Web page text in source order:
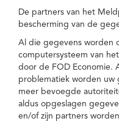
De partners van het
bescherming van de
Al die gegevens worden
computersysteem van
door de FOD Economie.
problematiek worden uw
meer bevoegde
aldus opgeslagen
en/of zijn partners